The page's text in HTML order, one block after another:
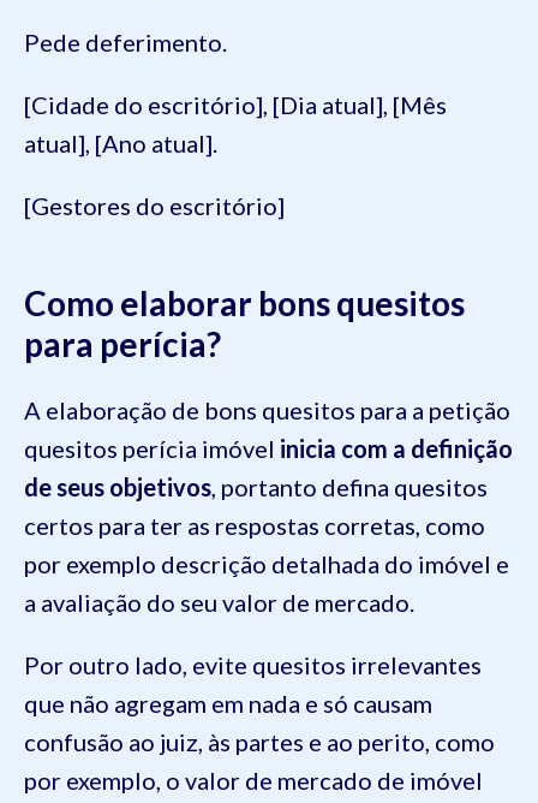
Pede deferimento.
[Cidade do escritório], [Dia atual], [Mês
atual], [Ano atual].
[Gestores do escritório]
Como elaborar bons quesitos
para perícia?
A elaboração de bons quesitos para a petição
quesitos perícia imóvel inicia com a definição
de seus objetivos, portanto defina quesitos
certos para ter as respostas corretas, como
por exemplo descrição detalhada do imóvel e
a avaliação do seu valor de mercado.
Por outro lado, evite quesitos irrelevantes
que não agregam em nada e só causam
confusão ao juiz, às partes e ao perito, como
por exemplo, o valor de mercado de imóvel